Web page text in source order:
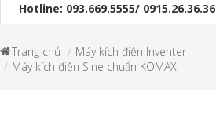
Hotline: 093.669.5555/ 0915.26.36.36
Trang chủ
Máy kích điện Inventer
Máy kích điện Sine chuẩn KOMAX